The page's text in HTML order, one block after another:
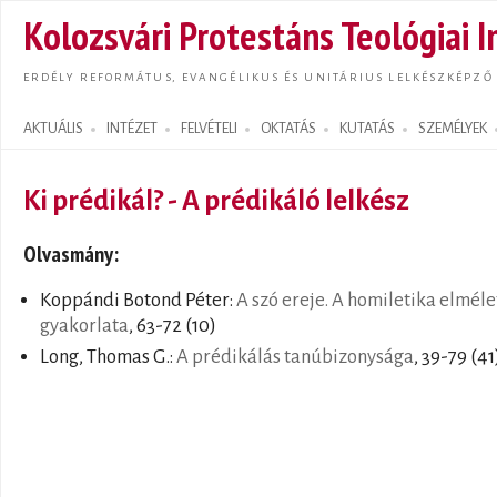
Kolozsvári Protestáns Teológiai
ERDÉLY REFORMÁTUS, EVANGÉLIKUS ÉS UNITÁRIUS LELKÉSZKÉPZŐ
AKTUÁLIS INTÉZET FELVÉTELI OKTATÁS KUTATÁS SZEMÉLYEK
Search form
Ki prédikál? - A prédikáló lelkész
Olvasmány:
Koppándi Botond Péter: A szó ereje. A homiletika
gyakorlata, 63-72 (10)
Long, Thomas G.: A prédikálás tanúbizonysága, 39-79